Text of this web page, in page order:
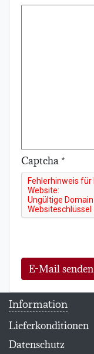
Captcha *
E-Mail senden
Information
Lieferkonditionen
Datenschutz